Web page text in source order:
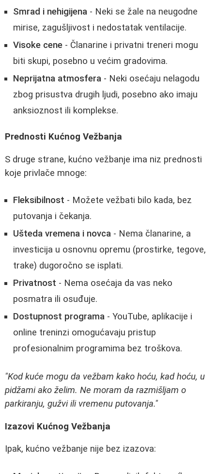
Smrad i nehigijena - Neki se žale na neugodne
mirise, zagušljivost i nedostatak ventilacije.
Visoke cene - Članarine i privatni treneri mogu
biti skupi, posebno u većim gradovima.
Neprijatna atmosfera - Neki osećaju nelagodu
zbog prisustva drugih ljudi, posebno ako imaju
anksioznost ili komplekse.
Prednosti Kućnog Vežbanja
S druge strane, kućno vežbanje ima niz prednosti
koje privlače mnoge:
Fleksibilnost - Možete vežbati bilo kada, bez
putovanja i čekanja.
Ušteda vremena i novca - Nema članarine, a
investicija u osnovnu opremu (prostirke, tegove,
trake) dugoročno se isplati.
Privatnost - Nema osećaja da vas neko
posmatra ili osuđuje.
Dostupnost programa - YouTube, aplikacije i
online treninzi omogućavaju pristup
profesionalnim programima bez troškova.
"Kod kuće mogu da vežbam kako hoću, kad hoću, u
pidžami ako želim. Ne moram da razmišljam o
parkiranju, gužvi ili vremenu putovanja."
Izazovi Kućnog Vežbanja
Ipak, kućno vežbanje nije bez izazova: